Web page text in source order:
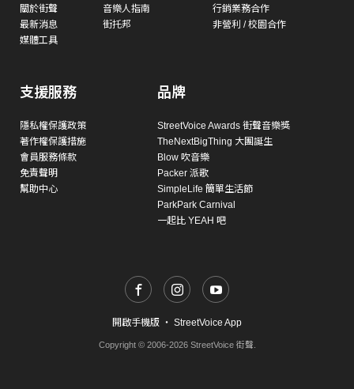
關於街聲
最新消息
媒體工具
音樂人指南
街托邦
行銷業務合作
非營利 / 校園合作
支援服務
隱私權保護政策
著作權保護措施
會員服務條款
免責聲明
幫助中心
品牌
StreetVoice Awards 街聲音樂獎
TheNextBigThing 大團誕生
Blow 吹音樂
Packer 派歌
SimpleLife 簡單生活節
ParkPark Carnival
一起比 YEAH 吧
開啟手機版 ・ StreetVoice App
Copyright © 2006-2026 StreetVoice 街聲.